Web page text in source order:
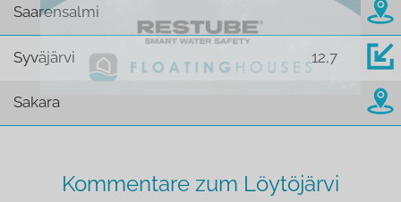
Saarensalmi
Syväjärvi 12,7
Sakara
Kommentare zum Löytöjärvi